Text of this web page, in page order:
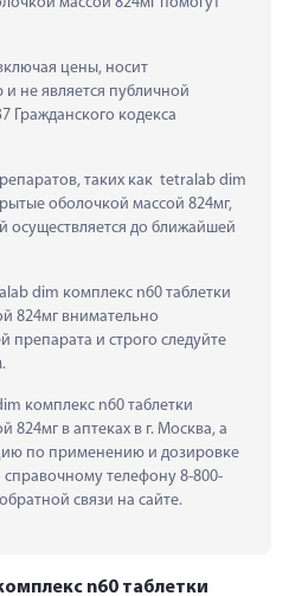
цены, носит
не является публичной
Гражданского кодекса
таких как  tetralab dim
оболочкой массой 824мг,
осуществляется до ближайшей
dim комплекс n60 таблетки
824мг внимательно
препарата и строго следуйте
комплекс n60 таблетки
в аптеках в г. Москва, а
по применению и дозировке
телефону 8-800-
связи на сайте.
n60 таблетки